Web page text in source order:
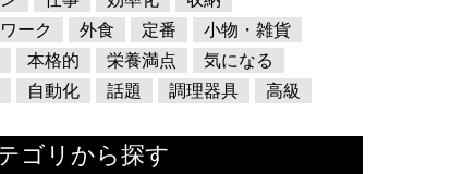
ーク
外食 定番
小物・雑貨
本格的 栄養満点
気になる
自動化 話題 調理器具 高級
ゴリから探す